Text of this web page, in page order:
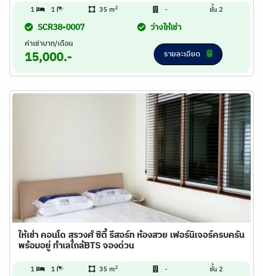
1 1 35 m2 - ชั้น 2
SCR38-0007 ว่างให้เช่า
ค่าเช่าบาท/เดือน
15,000.- รายละเอียด
ให้เช่า คอนโด สุรวงศ์ ซิตี้ รีสอร์ท ห้องสวย เฟอร์นิเจอร์ครบครัน
พร้อมอยู่ ทำเลใกล้BTS จองด่วน
1 1 35 m2 - ชั้น 2